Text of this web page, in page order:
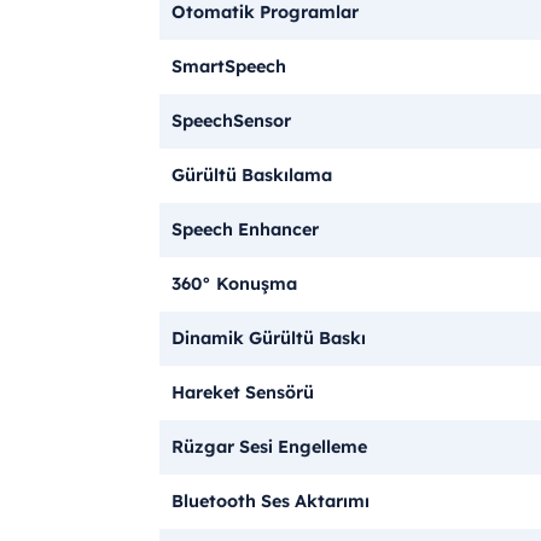
Otomatik Programlar
SmartSpeech
SpeechSensor
Gürültü Baskılama
Speech Enhancer
360° Konuşma
Dinamik Gürültü Baskı
Hareket Sensörü
Rüzgar Sesi Engelleme
Bluetooth Ses Aktarımı